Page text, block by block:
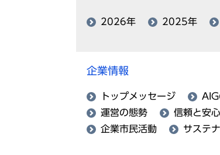
2026年 2025年
企業情報
トップメッセージ AIG
運営の態勢
信頼と安
企業市民活動
サステ